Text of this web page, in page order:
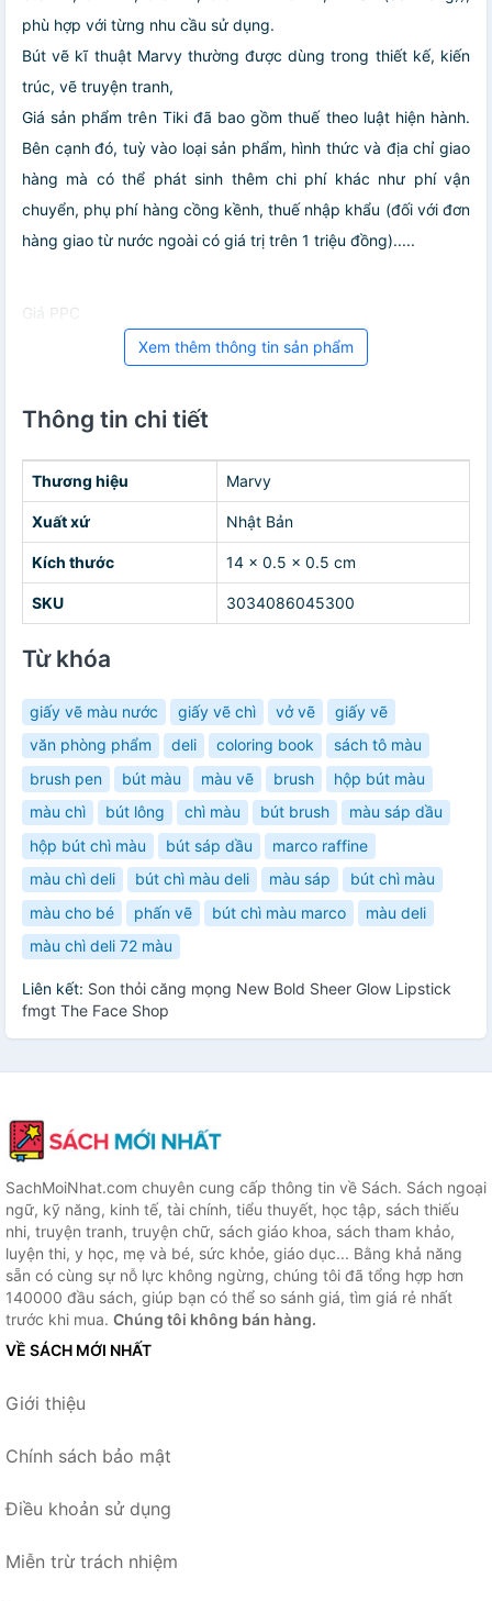
phù hợp với từng nhu cầu sử dụng.
Bút vẽ kĩ thuật Marvy thường được dùng trong thiết kế, kiến
trúc, vẽ truyện tranh,
Giá sản phẩm trên Tiki đã bao gồm thuế theo luật hiện hành.
Bên cạnh đó, tuỳ vào loại sản phẩm, hình thức và địa chỉ giao
hàng mà có thể phát sinh thêm chi phí khác như phí vận
chuyển, phụ phí hàng cồng kềnh, thuế nhập khẩu (đối với đơn
hàng giao từ nước ngoài có giá trị trên 1 triệu đồng).....
Giá PPC
Xem thêm thông tin sản phẩm
Thông tin chi tiết
Thương hiệu Marvy
Xuất xứ Nhật Bản
Kích thước 14 x 0.5 x 0.5 cm
SKU 3034086045300
Từ khóa
giấy vẽ màu nước giấy vẽ chì vở vẽ
giấy vẽ
văn phòng phẩm
deli coloring book
sách tô màu
brush pen
bút màu màu vẽ brush
hộp bút màu
màu chì
bút lông chì màu bút brush
màu sáp dầu
hộp bút chì màu
bút sáp dầu
marco raffine
màu chì deli
bút chì màu deli màu sáp
bút chì màu
màu cho bé
phấn vẽ bút chì màu marco
màu deli
màu chì deli 72 màu
Liên kết: Son thỏi căng mọng New Bold Sheer Glow Lipstick
fmgt The Face Shop
SachMoiNhat.com chuyên cung cấp thông tin về Sách. Sách ngoại
ngữ, kỹ năng, kinh tế, tài chính, tiểu thuyết, học tập, sách thiếu
nhi, truyện tranh, truyện chữ, sách giáo khoa, sách tham khảo,
luyện thi, y học, mẹ và bé, sức khỏe, giáo dục... Bằng khả năng
sẵn có cùng sự nỗ lực không ngừng, chúng tôi đã tổng hợp hơn
140000 đầu sách, giúp bạn có thể so sánh giá, tìm giá rẻ nhất
trước khi mua. Chúng tôi không bán hàng.
VỀ SÁCH MỚI NHẤT
Giới thiệu
Chính sách bảo mật
Điều khoản sử dụng
Miễn trừ trách nhiệm